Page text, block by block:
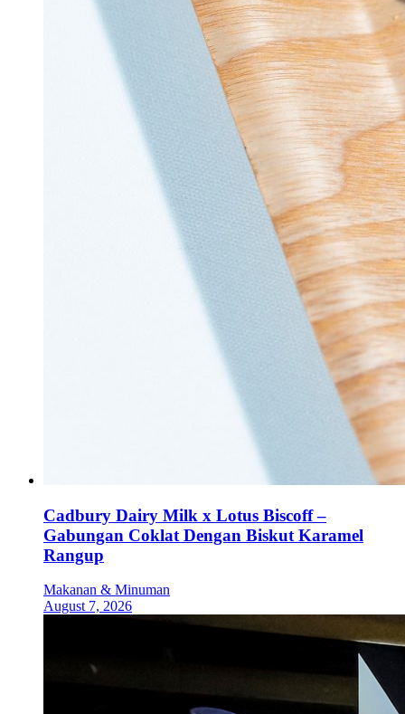
Cadbury Dairy Milk x Lotus Biscoff –
Gabungan Coklat Dengan Biskut Karamel
Rangup
Makanan & Minuman
August 7, 2026